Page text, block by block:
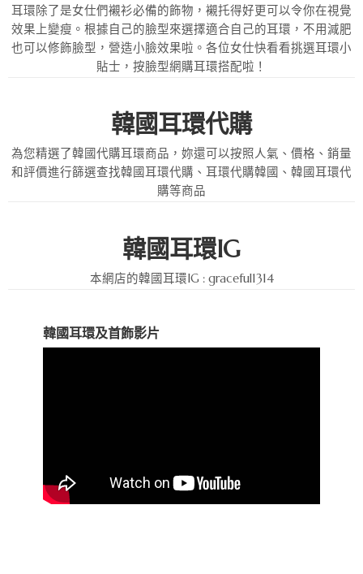
耳環除了是女仕們襯衫必備的飾物，襯托得好更可以令你在視覺
效果上變瘦。根據自己的臉型來選擇適合自己的耳環，不用減肥
也可以修飾臉型，營造小臉效果啦。各位女仕快看看挑選耳環小
貼士，按臉型網購耳環搭配啦！
韓國耳環代購
為您精選了韓國代購耳環商品，妳還可以按照人氣、價格、 銷量
和評價進行篩選查找韓國耳環代購、耳環代購韓國、韓國耳環代
購等商品
韓國耳環IG
本網店的韓國耳環IG : graceful1314
韓國耳環及首飾影片